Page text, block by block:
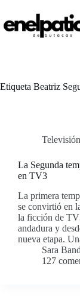
contenido
Etiqueta Beatriz
Televisión
La Segunda
en TV3
La primera
se convirtió en
la ficción de
andadura y
nueva etapa.
Sara
127